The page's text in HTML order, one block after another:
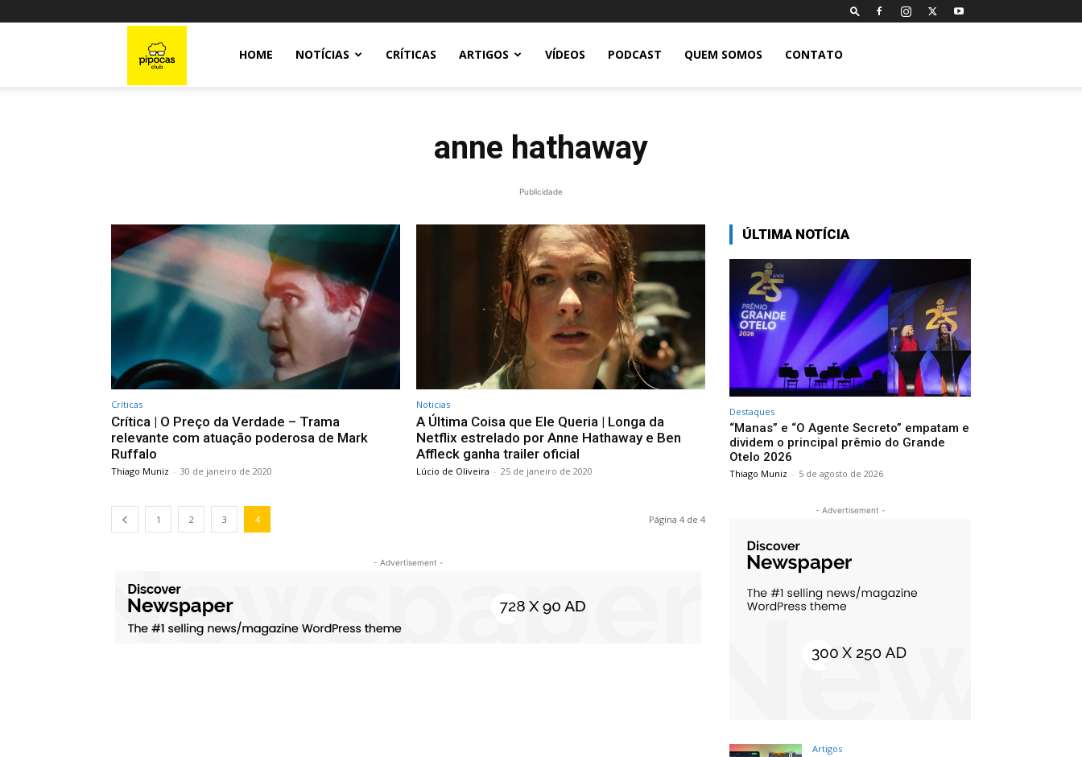
HOME NOTÍCIAS CRÍTICAS ARTIGOS VÍDEOS PODCAST QUEM SOMOS CONTATO
anne hathaway
Publicidade
Críticas
Crítica | O Preço da Verdade – Trama
relevante com atuação poderosa de Mark
Ruffalo
Thiago Muniz - 30 de janeiro de 2020
Noticias
A Última Coisa que Ele Queria | Longa da
Netflix estrelado por Anne Hathaway e Ben
Affleck ganha trailer oficial
Lúcio de Oliveira - 25 de janeiro de 2020
1 2 3 4 Página 4 de 4
- Advertisement -
ÚLTIMA NOTÍCIA
Destaques
“Manas” e “O Agente Secreto” empatam e
dividem o principal prêmio do Grande
Otelo 2026
Thiago Muniz - 5 de agosto de 2026
- Advertisement -
Artigos